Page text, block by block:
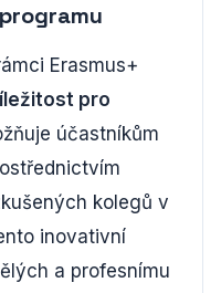
Erasmus+
pro
účastníkům
kolegů v
inovativní
a profesnímu